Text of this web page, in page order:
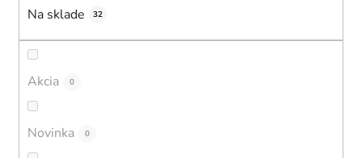
Na sklade 32
Akcia 0
Novinka 0